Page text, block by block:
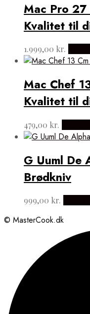
Mac Pro
Kvalitet til
1.999,00 kr.
Mac Chef
Kvalitet til
479,00 kr.
G Uuml De
Brødkniv
999,00 kr.
© MasterCook.dk